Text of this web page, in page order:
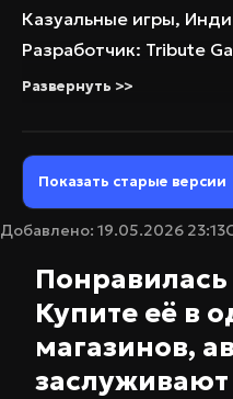
Казуальные игры, Инди
Разработчик: Tribute
Издатель: Dotemu,
Язык интерфейса:
Язык озвучки:
Таблетка:Вшита
Развернуть >>
Показать старые версии
Добавлено: 19.05.2026 23:13
Понравилась
Купите её в
магазинов,